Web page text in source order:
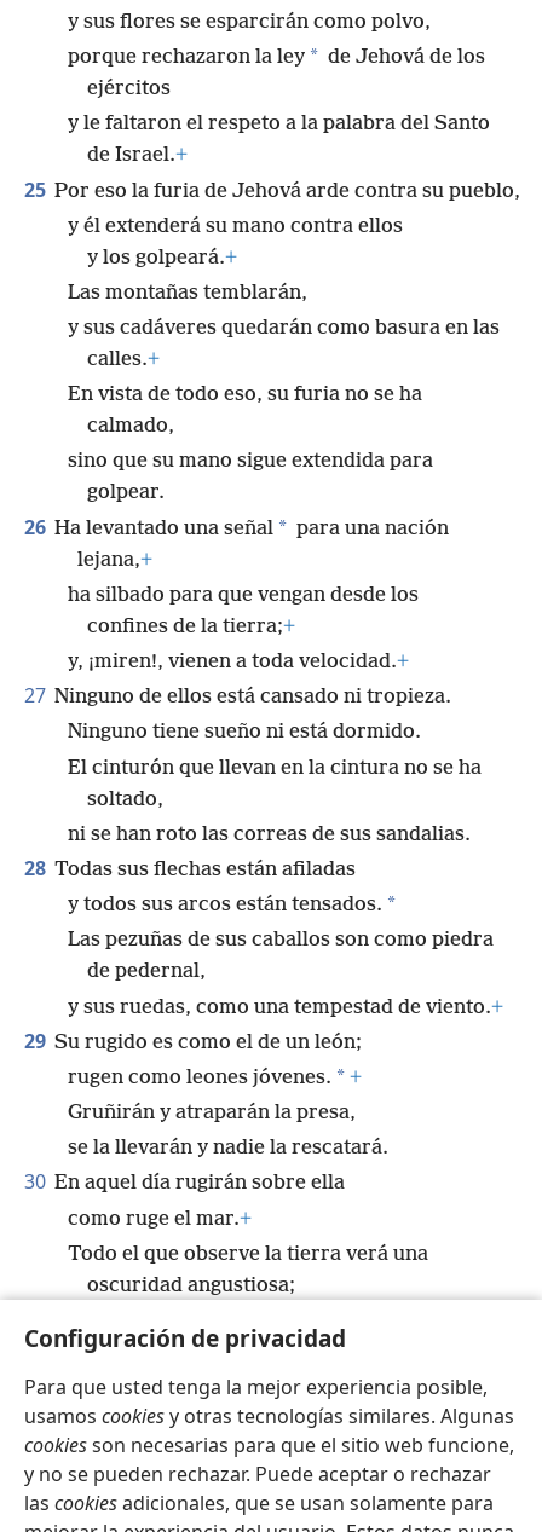
Configuración de privacidad
Para que usted tenga la mejor experiencia posible,
usamos cookiesy otras tecnologías similares. Algunas
cookiesson necesarias para que el sitio web funcione,
y no se pueden rechazar. Puede aceptar o rechazar
las cookiesadicionales, que se usan solamente para
y sus flores se esparcirán como polvo,
porque rechazaron la ley * de Jehová de los
ejércitos
y le faltaron el respeto a la palabra del Santo
de Israel.+
25 Por eso la furia de Jehová arde contra su pueblo,
y él extenderá su mano contra ellos
y los golpeará.+
Las montañas temblarán,
y sus cadáveres quedarán como basura en las
calles.+
En vista de todo eso, su furia no se ha
calmado,
sino que su mano sigue extendida para
golpear.
26 Ha levantado una señal * para una nación
lejana,+
ha silbado para que vengan desde los
confines de la tierra;+
y, ¡miren!, vienen a toda velocidad.+
27 Ninguno de ellos está cansado ni tropieza.
Ninguno tiene sueño ni está dormido.
El cinturón que llevan en la cintura no se ha
soltado,
ni se han roto las correas de sus sandalias.
28 Todas sus flechas están afiladas
y todos sus arcos están tensados. *
Las pezuñas de sus caballos son como piedra
de pedernal,
y sus ruedas, como una tempestad de viento.+
29 Su rugido es como el de un león;
rugen como leones jóvenes. * +
Gruñirán y atraparán la presa,
se la llevarán y nadie la rescatará.
30 En aquel día rugirán sobre ella
como ruge el mar.+
Todo el que observe la tierra verá una
oscuridad angustiosa;
nubes.+
Español Compartir Configuración
Copyright © 2026 Watch Tower Bible and Tract Society of Pennsylvania